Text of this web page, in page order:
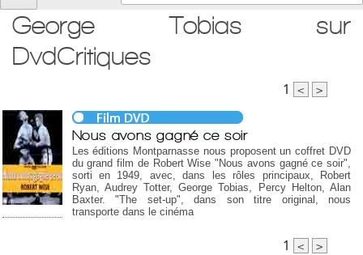
George Tobias sur
DvdCritiques
1 < >
Nous avons gagné ce soir
Les éditions Montparnasse nous proposent un coffret DVD
du grand film de Robert Wise "Nous avons gagné ce soir",
sorti en 1949, avec, dans les rôles principaux, Robert
Ryan, Audrey Totter, George Tobias, Percy Helton, Alan
Baxter. "The set-up", dans son titre original, nous
transporte dans le cinéma
1 < >